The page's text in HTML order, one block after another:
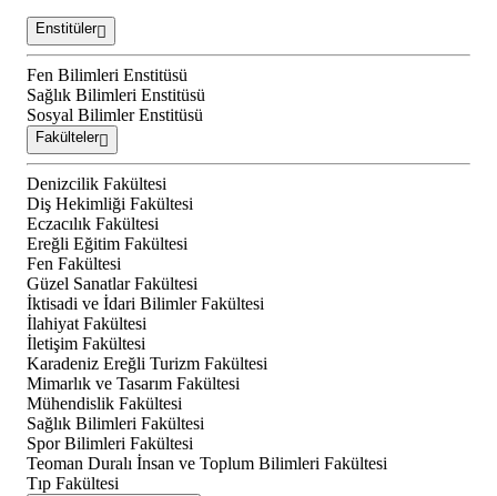
Enstitüler
Fen Bilimleri Enstitüsü
Sağlık Bilimleri Enstitüsü
Sosyal Bilimler Enstitüsü
Fakülteler
Denizcilik Fakültesi
Diş Hekimliği Fakültesi
Eczacılık Fakültesi
Ereğli Eğitim Fakültesi
Fen Fakültesi
Güzel Sanatlar Fakültesi
İktisadi ve İdari Bilimler Fakültesi
İlahiyat Fakültesi
İletişim Fakültesi
Karadeniz Ereğli Turizm Fakültesi
Mimarlık ve Tasarım Fakültesi
Mühendislik Fakültesi
Sağlık Bilimleri Fakültesi
Spor Bilimleri Fakültesi
Teoman Duralı İnsan ve Toplum Bilimleri Fakültesi
Tıp Fakültesi